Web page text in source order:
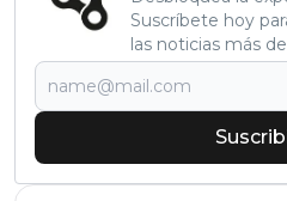
Suscríbete hoy
las noticias más